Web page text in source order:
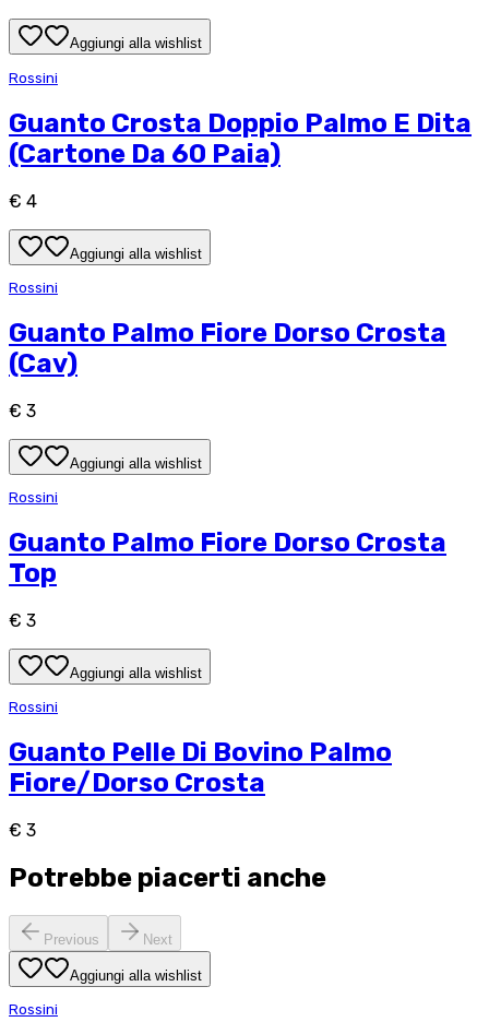
Aggiungi alla wishlist
Rossini
Guanto Crosta Doppio Palmo E Dita
(Cartone Da 60 Paia)
€ 4
Aggiungi alla wishlist
Rossini
Guanto Palmo Fiore Dorso Crosta
(Cav)
€ 3
Aggiungi alla wishlist
Rossini
Guanto Palmo Fiore Dorso Crosta
Top
€ 3
Aggiungi alla wishlist
Rossini
Guanto Pelle Di Bovino Palmo
Fiore/Dorso Crosta
€ 3
Potrebbe piacerti anche
Previous Next
Aggiungi alla wishlist
Rossini